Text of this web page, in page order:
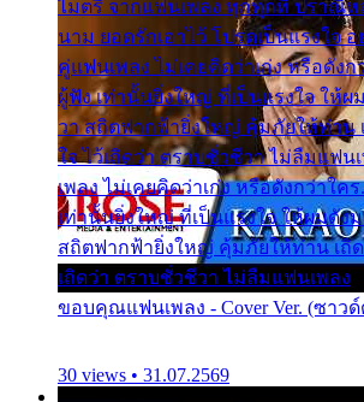
ไมตรี จากแฟนเพลง ทุกทุกที่ ปราณีห
นาม ยอดรักเอาไว้ โปรดเป็นแรงใจ
คู่แฟนเพลง ไม่เคยคิดว่าเก่ง หรือดัง
ผู้ฟัง เท่านั้นยิ่งใหญ่ ที่เป็นแรงใจ ให้ผ
วา สถิตฟากฟ้ายิ่งใหญ่ คุ้มภัยให้ท่าน
ใจ ไว้เถิดว่า ตราบชั่วชีวา ไม่ลืมแฟ
เพลง ไม่เคยคิดว่าเก่ง หรือดังกว่าใ
เท่านั้นยิ่งใหญ่ ที่เป็นแรงใจ ให้ผมดัง
สถิตฟากฟ้ายิ่งใหญ่ คุ้มภัยให้ท่าน เถิด
เถิดว่า ตราบชั่วชีวา ไม่ลืมแฟนเพลง
ขอบคุณแฟนเพลง - Cover Ver. (ซาว
30 views • 31.07.2569